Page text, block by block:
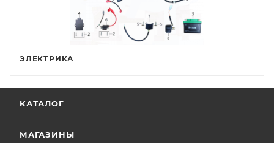
ЭЛЕКТРИКА
КАТАЛОГ
МАГАЗИНЫ